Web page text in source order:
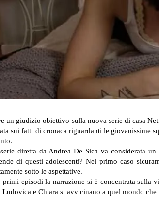
un giudizio obiettivo sulla nuova serie di casa
sui fatti di cronaca riguardanti le giovanissime
diretta da Andrea De Sica va considerata
di questi adolescenti? Nel primo caso
sotto le aspettative.
primi episodi la narrazione si è concentrata sulla
Ludovica e Chiara si avvicinano a quel mondo